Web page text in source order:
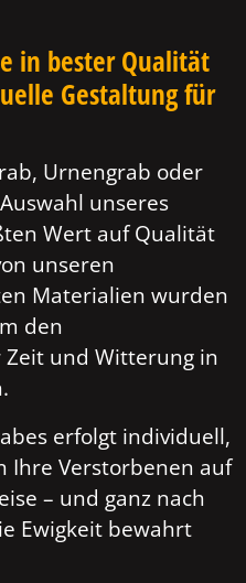
in bester Qualität
Gestaltung für
Urnengrab oder
unseres
Wert auf Qualität
unseren
Materialien wurden
den
und Witterung in
erfolgt individuell,
Ihre Verstorbenen auf
– und ganz nach
Ewigkeit bewahrt